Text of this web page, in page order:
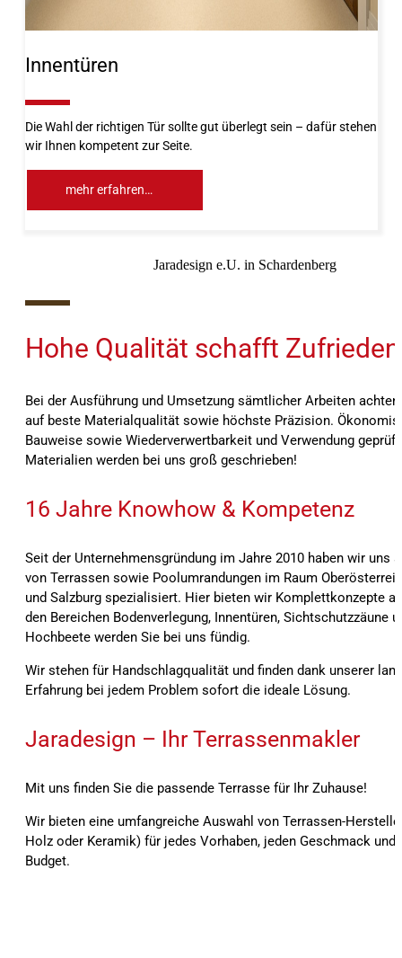
Innentüren
Die Wahl der richtigen Tür sollte gut überlegt sein – dafür stehen
wir Ihnen kompetent zur Seite.
mehr erfahren…
Jaradesign e.U. in Schardenberg
Hohe Qualität schafft
Bei der Ausführung und Umsetzung sämtlicher Arbeiten
auf beste Materialqualität sowie höchste Präzision.
Bauweise sowie Wiederverwertbarkeit und Verwendung
Materialien werden bei uns groß geschrieben!
16 Jahre Knowhow & Kompetenz
Seit der Unternehmensgründung im Jahre 2010 haben wir uns
von Terrassen sowie Poolumrandungen im Raum
und Salzburg spezialisiert. Hier bieten wir Komplettkonzepte
den Bereichen Bodenverlegung, Innentüren, Sichtschutzzäune
Hochbeete werden Sie bei uns fündig.
Wir stehen für Handschlagqualität und finden dank unserer
Erfahrung bei jedem Problem sofort die ideale Lösung.
Jaradesign – Ihr Terrassenmakler
Mit uns finden Sie die passende Terrasse für Ihr Zuhause!
Wir bieten eine umfangreiche Auswahl von Terrassen-
Holz oder Keramik) für jedes Vorhaben, jeden Geschmack und
Budget.